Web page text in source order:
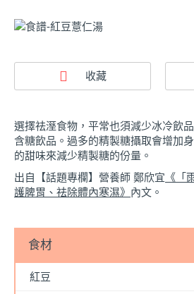
選擇祛溼食物，平常也須減少冰冷飲
含糖飲品。過多的精製糖攝取會增加
的甜味來減少精製糖的份量。
出自【話題專欄】營養師 鄭欣宜 《「
護脾胃、祛除體內寒濕》 內文。
食材
紅豆